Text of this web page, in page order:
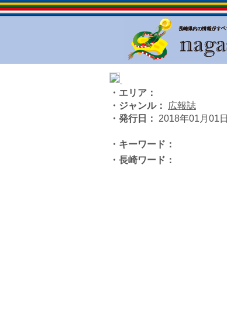
・エリア：
・ジャンル：
広報誌
・発行日：
2018年01月01日
・キーワード：
・長崎ワード：